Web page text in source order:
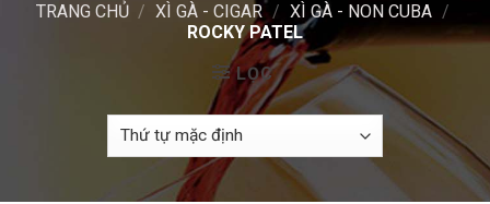
TRANG CHỦ / XÌ GÀ - CIGAR / XÌ GÀ - NON CUBA /
ROCKY PATEL
LỌC